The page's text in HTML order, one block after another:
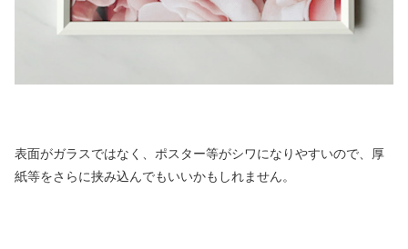
表面がガラスではなく、ポスター等がシワになりやすいので、厚
紙等をさらに挟み込んでもいいかもしれません。